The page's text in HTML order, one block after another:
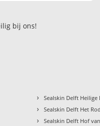
bij ons!
› Sealskin Delft Heilige
› Sealskin Delft Het
› Sealskin Delft Hof